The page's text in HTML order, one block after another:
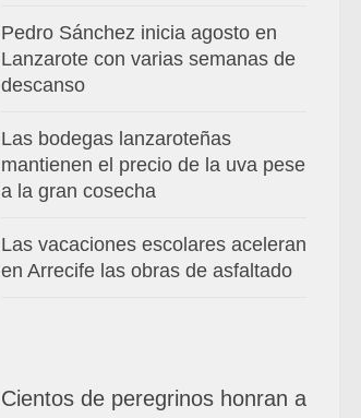
Pedro Sánchez inicia agosto en
Lanzarote con varias semanas de
descanso
Las bodegas lanzaroteñas
mantienen el precio de la uva pese
a la gran cosecha
Las vacaciones escolares aceleran
en Arrecife las obras de asfaltado
Cientos de peregrinos honran a